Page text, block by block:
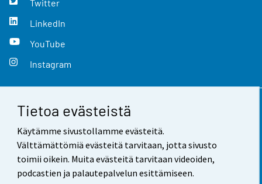
Tietoa evästeistä
Käytämme sivustollamme evästeitä.
Välttämättömiä evästeitä tarvitaan, jotta sivusto
toimii oikein. Muita evästeitä tarvitaan videoiden,
podcastien ja palautepalvelun esittämiseen.
Twitter
LinkedIn
YouTube
Instagram
Yhteystiedot
Palaute
Käyttöehdot